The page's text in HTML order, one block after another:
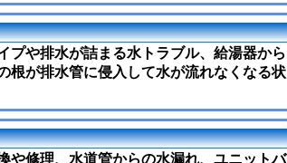
プや排水が詰まる水トラブル、給湯器から
根が排水管に侵入して水が流れなくなる状
や修理、水道管からの水漏れ、ユニットバ